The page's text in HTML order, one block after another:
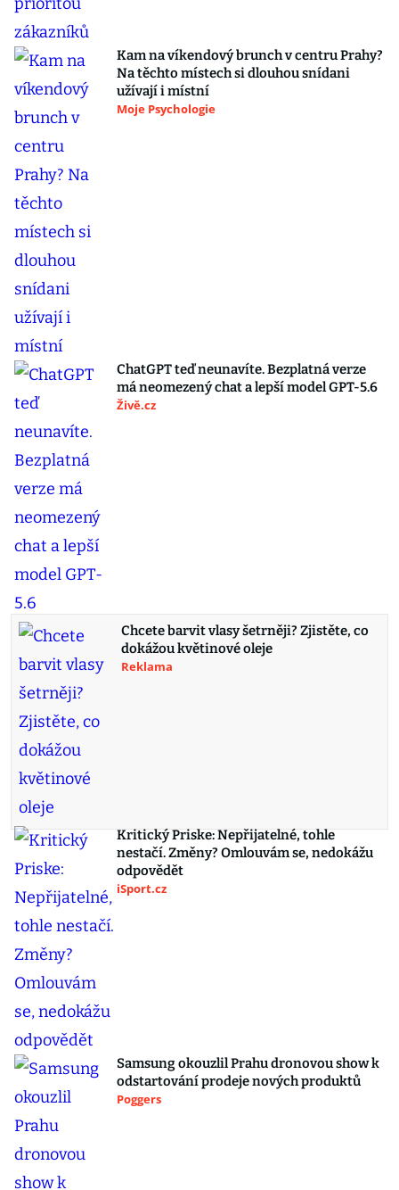
Kam na víkendový brunch v centru Prahy?
Na těchto místech si dlouhou snídani
užívají i místní
Moje Psychologie
ChatGPT teď neunavíte. Bezplatná verze
má neomezený chat a lepší model GPT-5.6
Živě.cz
Chcete barvit vlasy šetrněji? Zjistěte, co
dokážou květinové oleje
Reklama
Kritický Priske: Nepřijatelné, tohle
nestačí. Změny? Omlouvám se, nedokážu
odpovědět
iSport.cz
Samsung okouzlil Prahu dronovou show k
odstartování prodeje nových produktů
Poggers